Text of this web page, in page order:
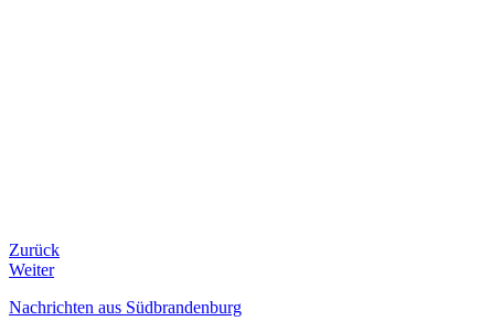
Zurück
Weiter
Nachrichten aus Südbrandenburg